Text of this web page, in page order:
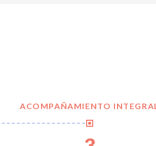
ACOMPAÑAMIENTO INTEGRAL